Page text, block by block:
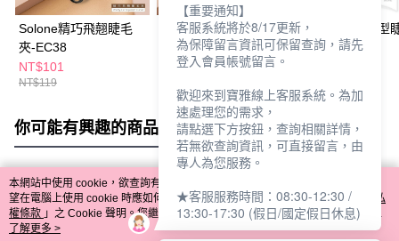
Solone精巧飛翹睫毛
夾-EC38
NT$101
NT$119
Solone 輕巧睫毛梳
NT$102
Solone訂製美型
夾/EC36
你可能有興趣的商品 全站排行
熱門標籤
本網站中使用 cookie，欲查詢有關本網站使用 cookie 方式之詳情，及若您不希
望在電腦上使用 cookie 時應如何變更電腦的 cookie 設定，請參閱本網站「
隱私
權條款 」之 Cookie 聲明。您繼續使用本網站即表示您同意本公司得按本網站使
用條款之 Cookie 聲明使用 cookie。
了解更多 >
【重要通知】
客服系統將於8/17更新，
為保障留言資訊可保留查詢，請先
登入會員帳號留言。
歡迎來到寶雅線上客服系統。為加
速處理您的需求，
請點選下方按鈕，查詢相關詳情，
若無欲查詢資訊，可直接留言，由
專人為您服務。
★客服服務時間：08:30-12:30 /
13:30-17:30 (假日/國定假日休息)